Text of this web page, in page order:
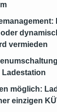
vermieden
Ladestation
möglich:
einzigen